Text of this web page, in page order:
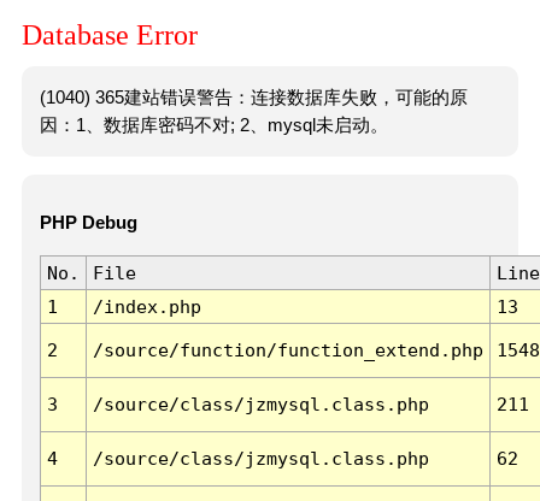
Database Error
(1040) 365建站错误警告：连接数据库失败，可能的原
因：1、数据库密码不对; 2、mysql未启动。
PHP Debug
No. File
Line
1
/index.php 13
2 /source/function/function_extend.php 1548
3 /source/class/jzmysql.class.php 211
4 /source/class/jzmysql.class.php 62